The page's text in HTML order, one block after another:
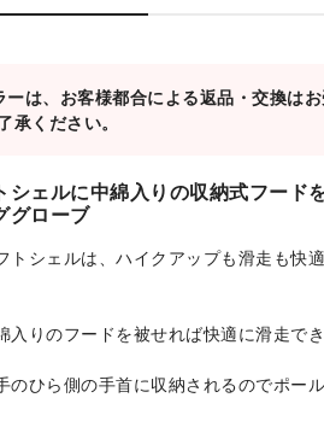
は、お客様都合による返品・交換は
承ください。
シェルに中綿入りの収納式フード
グローブ
トシェルは、ハイクアップも滑走も快
入りのフードを被せれば快適に滑走でき
のひら側の手首に収納されるのでポー